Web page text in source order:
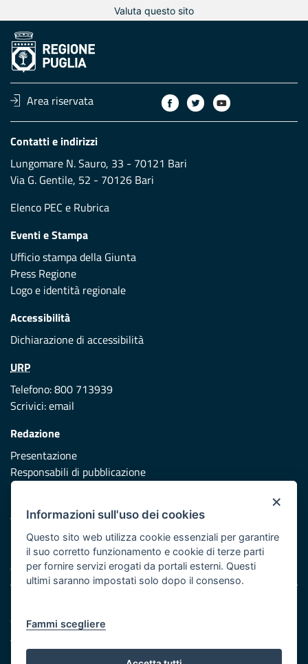
Valuta questo sito
Area riservata
Contatti e indirizzi
Lungomare N. Sauro, 33 - 70121 Bari
Via G. Gentile, 52 - 70126 Bari
Elenco PEC e Rubrica
Eventi e Stampa
Ufficio stampa della Giunta
Press Regione
Logo e identità regionale
Accessibilità
Dichiarazione di accessibilità
URP
Telefono: 800 713939
Scrivici:email
Redazione
Presentazione
Responsabili di pubblicazione
Vai al sito di Protezione Civile Puglia
Iniziativa finanziata con risorse del POR Puglia 2014/2020 -
Asse XI
Cookie e privacy
Atti di notifica
Feed RSS
×
Informazioni sull'uso dei cookies
Questo sito web utilizza cookie essenziali per garantire
il suo corretto funzionamento e cookie di terze parti
per fornire servizi erogati da portali esterni. Questi
ultimi saranno impostati solo dopo il consenso.
Fammi scegliere